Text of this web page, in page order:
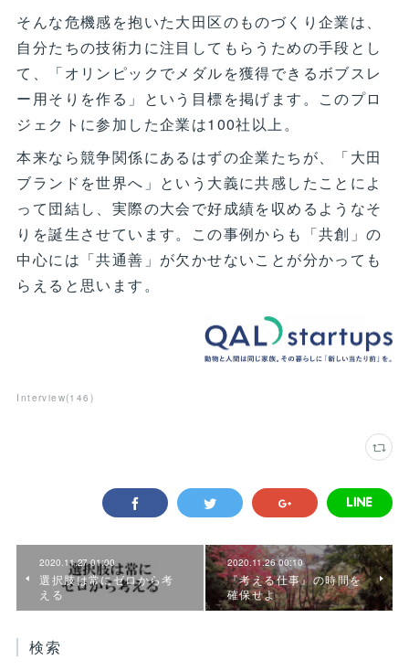
そんな危機感を抱いた大田区のものづくり企業は、
自分たちの技術力に注目してもらうための手段とし
て、「オリンピックでメダルを獲得できるボブスレ
ー用そりを作る」という目標を掲げます。このプロ
ジェクトに参加した企業は100社以上。
本来なら競争関係にあるはずの企業たちが、「大田
ブランドを世界へ」という大義に共感したことによ
って団結し、実際の大会で好成績を収めるようなそ
りを誕生させています。この事例からも「共創」の
中心には「共通善」が欠かせないことが分かっても
らえると思います。
Interview(146 )
2020.11.27 01:00
選択肢は常にゼロから考
える
2020.11.26 00:10
『考える仕事』の時間を
確保せよ
検索